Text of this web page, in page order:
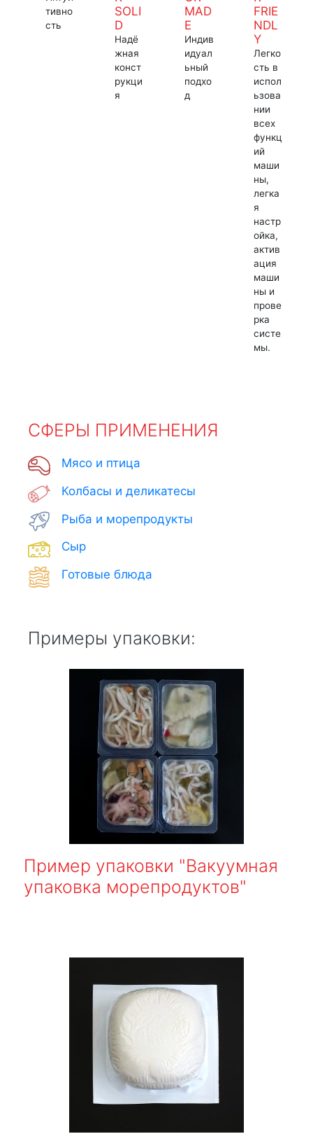
тивно
сть
SOLI
D
Надё
жная
конст
рукци
я
MAD
E
Индив
идуал
ьный
подхо
д
FRIE
NDL
Y
Легко
сть в
испол
ьзова
нии
всех
функц
ий
маши
ны,
легка
я
настр
ойка,
актив
ация
маши
ны и
прове
рка
систе
мы.
СФЕРЫ ПРИМЕНЕНИЯ
Мясо и птица
Колбасы и деликатесы
Рыба и морепродукты
Сыр
Готовые блюда
Примеры упаковки:
Пример упаковки "Вакуумная
упаковка морепродуктов"